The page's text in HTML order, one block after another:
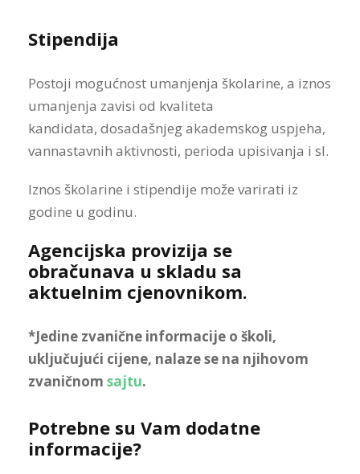
Stipendija
Postoji mogućnost umanjenja školarine, a iznos
umanjenja zavisi od kvaliteta
kandidata, dosadašnjeg akademskog uspjeha,
vannastavnih aktivnosti, perioda upisivanja i sl.
Iznos školarine i stipendije može varirati iz
godine u godinu.
Agencijska provizija se
obračunava u skladu sa
aktuelnim cjenovnikom.
*Jedine zvanične informacije o školi,
uključujući cijene, nalaze se na njihovom
zvaničnom sajtu.
Potrebne su Vam dodatne
informacije?